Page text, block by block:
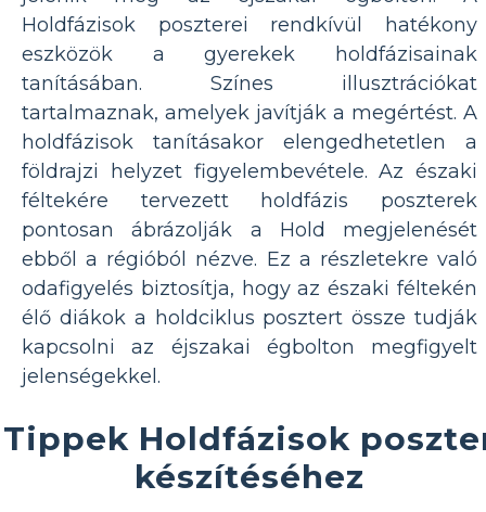
Holdfázisok poszterei rendkívül hatékony
eszközök a gyerekek holdfázisainak
tanításában. Színes illusztrációkat
tartalmaznak, amelyek javítják a megértést. A
holdfázisok tanításakor elengedhetetlen a
földrajzi helyzet figyelembevétele. Az északi
féltekére tervezett holdfázis poszterek
pontosan ábrázolják a Hold megjelenését
ebből a régióból nézve. Ez a részletekre való
odafigyelés biztosítja, hogy az északi féltekén
élő diákok a holdciklus posztert össze tudják
kapcsolni az éjszakai égbolton megfigyelt
jelenségekkel.
Tippek Holdfázisok
készítéséhez